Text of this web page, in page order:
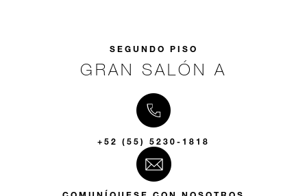
SEGUNDO PISO
GRAN SALÓN A
+52 (55) 5230-1818